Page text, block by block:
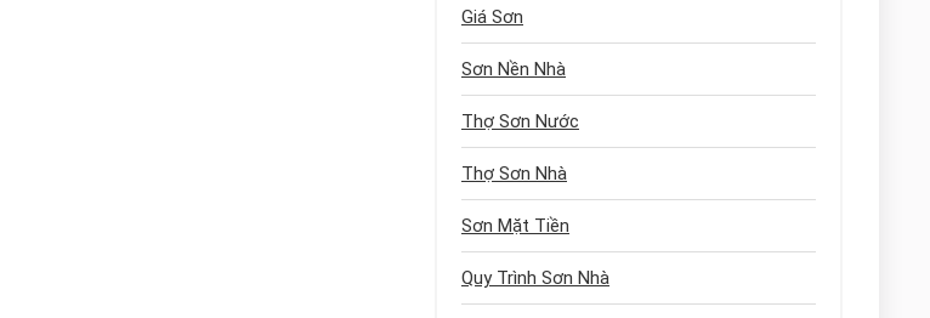
Giá Sơn
Sơn Nền Nhà
Thợ Sơn Nước
Thợ Sơn Nhà
Sơn Mặt Tiền
Quy Trình Sơn Nhà